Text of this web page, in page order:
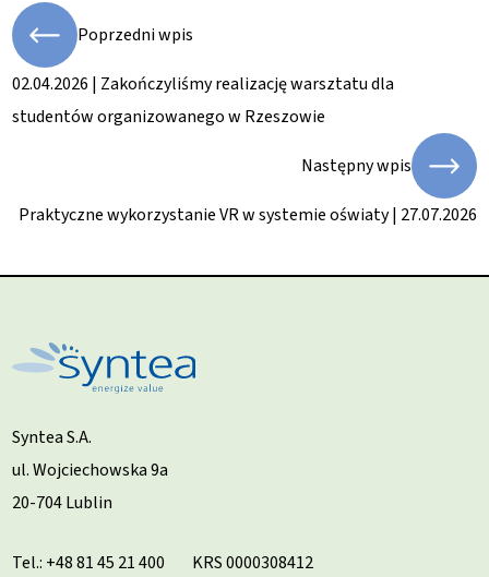
Poprzedni wpis
02.04.2026 | Zakończyliśmy realizację warsztatu dla
studentów organizowanego w Rzeszowie
Następny wpis
Praktyczne wykorzystanie VR w systemie oświaty | 27.07.2026
Syntea S.A.
ul. Wojciechowska 9a
20-704 Lublin
Tel.: +48 81 45 21 400
KRS 0000308412